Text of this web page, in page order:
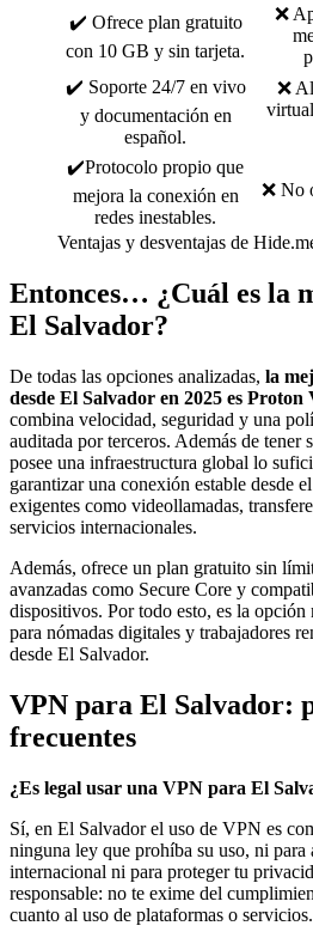
✔️ Ofrece plan gratuito
con 10 GB y sin tarjeta.
❌
✔️ Soporte 24/7 en vivo
y documentación en
español.
❌
✔️Protocolo propio que
mejora la conexión en
redes inestables.
❌ No
Ventajas y desventajas de
Entonces… ¿Cuál es la
El Salvador?
De todas las opciones analizadas, la
desde El Salvador en 2025 es Proton
combina velocidad, seguridad y una
auditada por terceros. Además de tener
posee una infraestructura global lo
garantizar una conexión estable desde
exigentes como videollamadas,
servicios internacionales.
Además, ofrece un plan gratuito sin
avanzadas como Secure Core y
dispositivos. Por todo esto, es la
para nómadas digitales y trabajadores
desde El Salvador.
VPN para El Salvador:
frecuentes
¿Es legal usar una VPN para El
Sí, en El Salvador el uso de VPN es
ninguna ley que prohíba su uso, ni para
internacional ni para proteger tu
responsable: no te exime del
cuanto al uso de plataformas o servicios.